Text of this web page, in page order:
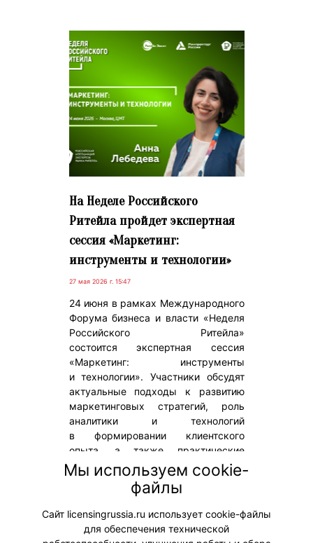
На Неделе Российского
Ритейла пройдет экспертная
сессия «Маркетинг:
инструменты и технологии»
27 мая 2026 г. 15:47
24 июня в рамках Международного
Форума бизнеса и власти «Неделя
Российского Ритейла»
состоится экспертная сессия
«Маркетинг: инструменты
и технологии». Участники обсудят
актуальные подходы к развитию
маркетинговых стратегий, роль
аналитики и технологий
в формировании клиентского
опыта, а также практические
инструменты повышения
эффективности маркетинга
в условиях цифровой
трансформации отрасли.
#Мероприятия
Мы используем cookie-
файлы
Сайт licensingrussia.ru использует cookie-файлы
для обеспечения технической